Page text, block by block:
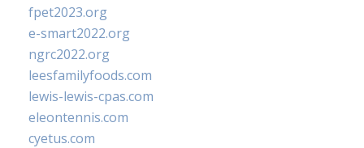
fpet2023.org
e-smart2022.org
ngrc2022.org
leesfamilyfoods.com
lewis-lewis-cpas.com
eleontennis.com
cyetus.com